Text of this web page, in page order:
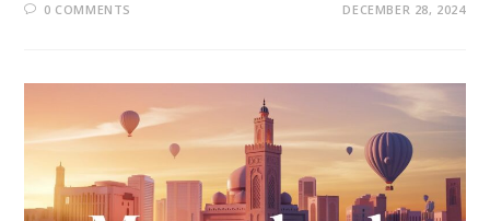
0 COMMENTS DECEMBER 28, 2024